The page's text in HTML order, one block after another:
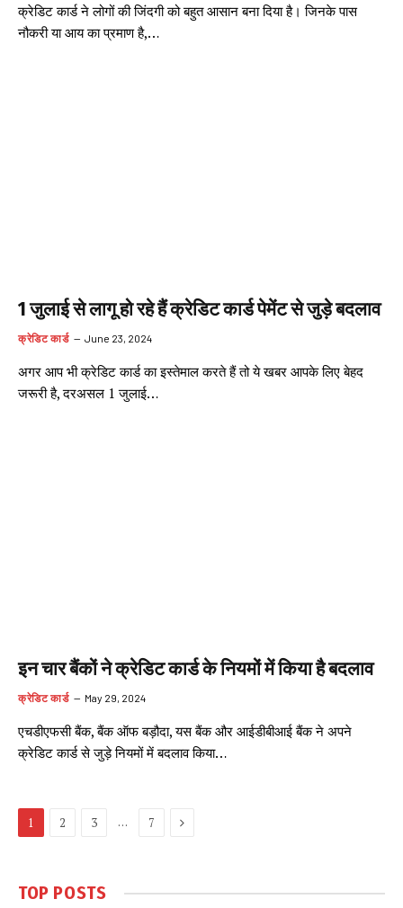
क्रेडिट कार्ड ने लोगों की जिंदगी को बहुत आसान बना दिया है। जिनके पास
नौकरी या आय का प्रमाण है,…
1 जुलाई से लागू हो रहे हैं क्रेडिट कार्ड पेमेंट से जुड़े बदलाव
क्रेडिट कार्ड June 23, 2024
अगर आप भी क्रेडिट कार्ड का इस्तेमाल करते हैं तो ये खबर आपके लिए बेहद
जरूरी है, दरअसल 1 जुलाई…
इन चार बैंकों ने क्रेडिट कार्ड के नियमों में किया है बदलाव
क्रेडिट कार्ड May 29, 2024
एचडीएफसी बैंक, बैंक ऑफ बड़ौदा, यस बैंक और आईडीबीआई बैंक ने अपने
क्रेडिट कार्ड से जुड़े नियमों में बदलाव किया…
1 2 3 … 7 Next
TOP POSTS